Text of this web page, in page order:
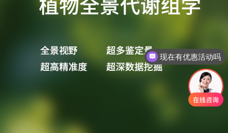
现在有优惠活动吗